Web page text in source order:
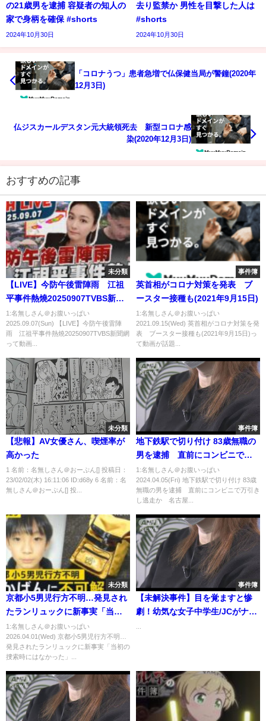
の21歳男を逮捕 容疑者の知人の
家で身柄を確保 #shorts
2024年10月30日
去り監禁か 男性を目撃した人は
#shorts
2024年10月30日
「コロナうつ」患者急増で仏保健当局が警鐘(2020年
12月3日)
仏ジスカールデスタン元大統領死去 新型コロナ感
染(2020年12月3日)
おすすめの記事
未分類
【LIVE】今防午後雷陣雨 江祖
平事件熱燒20250907TVBS新聞
網
1:名無しさん＠お腹いっぱい
2025.09.07(Sun) 【LIVE】今防午後雷陣
雨 江祖平事件熱燒20250907TVBS新聞網
って動画...
事件簿
英首相がコロナ対策を発表 ブ
ースター接種も(2021年9月15日)
1:名無しさん＠お腹いっぱい
2021.09.15(Wed) 英首相がコロナ対策を発
表 ブースター接種も(2021年9月15日)っ
て動画が話題...
未分類
【悲報】AV女優さん、喫煙率が
高かった
1 名前：名無しさん＠おーぷん[] 投稿日：
23/02/02(木) 16:11:06 ID:d68y 6 名前：名
無しさん＠おーぷん[] 投...
事件簿
地下鉄駅で切り付け 83歳無職の
男を逮捕 直前にコンビニで万
引きし逃走か 名古屋｜
TBS NEWS DIG
1:名無しさん＠お腹いっぱい
2024.04.05(Fri) 地下鉄駅で切り付け 83歳
無職の男を逮捕 直前にコンビニで万引き
し逃走か 名古屋...
未分類
京都小5男児行方不明…発見され
たランリュックに新事実「当初
の捜索時にはなかった」“地元の
人でも通らない道”でなぜ？
【news23】｜TBS NEWS DIG
1:名無しさん＠お腹いっぱい
2026.04.01(Wed) 京都小5男児行方不明…
発見されたランリュックに新事実「当初の
捜索時にはなかった」...
事件簿
【未解決事件】目を覚ますと惨
劇！幼気な女子中学生/JCがナン